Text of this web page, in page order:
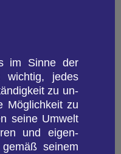
im Sinne der
wich­tig, jedes
zu un­
Mög­lich­keit zu
seine Um­welt
und ei­gen­
sei­nem